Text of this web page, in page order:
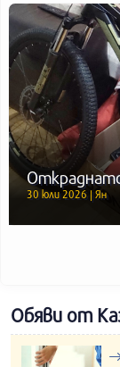
30 юли 2026 | Ян
Обяви от